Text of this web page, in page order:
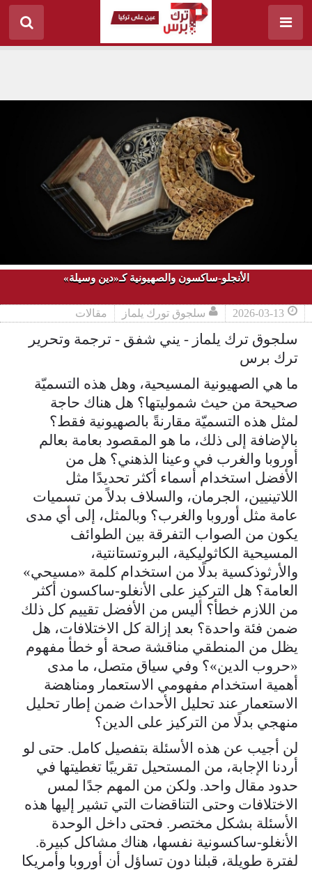
الأنجلو-ساكسون والصهيونية كـ«دين وسيلة»
2026-03-13 سلجوق تورك يلماز مقالات
سلجوق ترك يلماز - يني شفق - ترجمة وتحرير
ترك برس
ما هي الصهيونية المسيحية، وهل هذه التسميّة
صحيحة من حيث شموليتها؟ هل هناك حاجة
لمثل هذه التسميّة مقارنةً بالصهيونية فقط؟
بالإضافة إلى ذلك، ما هو المقصود بعامة بعالم
أوروبا والغرب في وعينا الذهني؟ هل من
الأفضل استخدام أسماء أكثر تحديدًا مثل
اللاتينيين، الجرمان، والسلاف بدلاً من تسميات
عامة مثل أوروبا والغرب؟ وبالمثل، إلى أي مدى
يكون من الصواب التفرقة بين الطوائف
المسيحية الكاثوليكية، البروتستانتية،
والأرثوذكسية بدلًا من استخدام كلمة «مسيحي»
العامة؟ هل التركيز على الأنغلو-ساكسون أكثر
من اللازم خطأ؟ أليس من الأفضل تقييم كل ذلك
ضمن فئة واحدة؟ بعد إزالة كل الاختلافات، هل
يظل من المنطقي مناقشة صحة أو خطأ مفهوم
«حروب الدين»؟ وفي سياق متصل، ما مدى
أهمية استخدام مفهومي الاستعمار ومناهضة
الاستعمار عند تحليل الأحداث ضمن إطار تحليل
منهجي بدلًا من التركيز على الدين؟
لن أجيب عن هذه الأسئلة بتفصيل كامل. حتى لو
أردنا الإجابة، من المستحيل تقريبًا تغطيتها في
حدود مقال واحد. ولكن من المهم جدًا لمس
الاختلافات وحتى التناقضات التي تشير إليها هذه
الأسئلة بشكل مختصر. فحتى داخل الوحدة
الأنغلو-ساكسونية نفسها، هناك مشاكل كبيرة.
لفترة طويلة، قبلنا دون تساؤل أن أوروبا وأمريكا